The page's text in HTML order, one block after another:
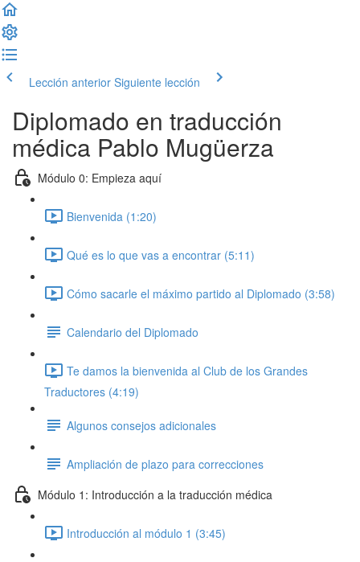
Lección anterior Siguiente lección
Diplomado en traducción
médica Pablo Mugüerza
Módulo 0: Empieza aquí
Bienvenida (1:20)
Qué es lo que vas a encontrar (5:11)
Cómo sacarle el máximo partido al Diplomado (3:58)
Calendario del Diplomado
Te damos la bienvenida al Club de los Grandes
Traductores (4:19)
Algunos consejos adicionales
Ampliación de plazo para correcciones
Módulo 1: Introducción a la traducción médica
Introducción al módulo 1 (3:45)